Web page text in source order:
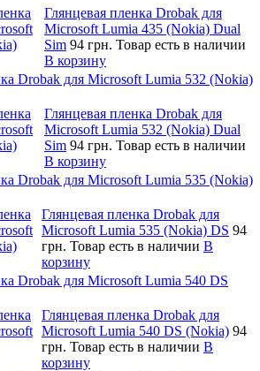
Глянцевая пленка Drobak для
Microsoft Lumia 435 (Nokia) Dual
Sim 94 грн. Товар есть в наличии
В корзину
Drobak для Microsoft Lumia 532 (Nokia)
Глянцевая пленка Drobak для
Microsoft Lumia 532 (Nokia) Dual
Sim 94 грн. Товар есть в наличии
В корзину
Drobak для Microsoft Lumia 535 (Nokia)
Глянцевая пленка Drobak для
Microsoft Lumia 535 (Nokia) DS 94
грн. Товар есть в наличии В
корзину
Drobak для Microsoft Lumia 540 DS
Глянцевая пленка Drobak для
Microsoft Lumia 540 DS (Nokia) 94
грн. Товар есть в наличии В
корзину